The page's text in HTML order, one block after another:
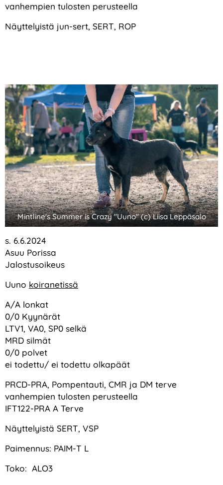
vanhempien tulosten perusteella
Näyttelyistä jun-sert, SERT, ROP
Mintline's Summer is Crazy "Uuno" (c) Liisa Leppäsalo
s. 6.6.2024
Asuu Porissa
Jalostusoikeus
Uuno koiranetissä
A/A lonkat
0/0 Kyynärät
LTV1, VA0, SP0 selkä
MRD silmät
0/0 polvet
ei todettu/ ei todettu olkapäät
PRCD-PRA, Pompentauti, CMR ja DM terve
vanhempien tulosten perusteella
IFT122-PRA A Terve
Näyttelyistä SERT, VSP
Paimennus: PAIM-T L
Toko: ALO3